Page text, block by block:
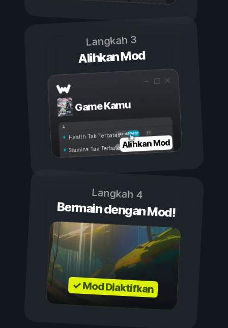
Langkah 3
Alihkan Mod
Game Kamu
Aktif
Nonaktif
Health Tak Terbatas
Stamina Tak TerbatasAlihkan Mod
Langkah 4
Bermain dengan Mod!
✓ Mod Diaktifkan